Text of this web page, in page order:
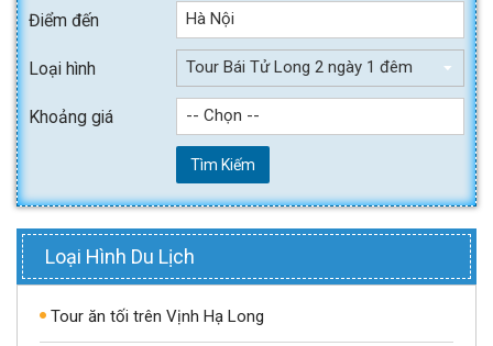
Điểm đến Hà Nội
Loại hình Tour Bái Tử Long 2 ngày 1 đêm
Khoảng giá -- Chọn --
Tìm Kiếm
Loại Hình Du Lịch
Tour ăn tối trên Vịnh Hạ Long